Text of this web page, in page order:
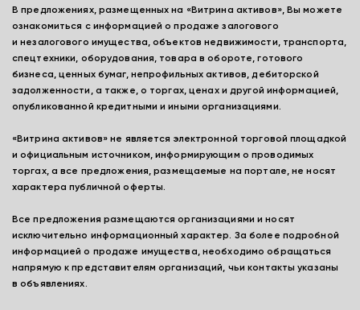
В предложениях, размещенных на «Витрина активов», Вы можете
ознакомиться с информацией о продаже залогового
и незалогового имущества, объектов недвижимости, транспорта,
спецтехники, оборудования, товара в обороте, готового
бизнеса, ценных бумаг, непрофильных активов, дебиторской
задолженности, а также, о торгах, ценах и другой информацией,
опубликованной кредитными и иными организациями.
«Витрина активов» не является электронной торговой площадкой
и официальным источником, информирующим о проводимых
торгах, а все предложения, размещаемые на портале, не носят
характера публичной оферты.
Все предложения размещаются организациями и носят
исключительно информационный характер. За более подробной
информацией о продаже имущества, необходимо обращаться
напрямую к представителям организаций, чьи контакты указаны
в объявлениях.